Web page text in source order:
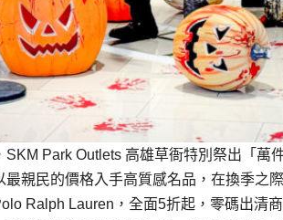
Park Outlets 高雄草衙特別祭出「萬
親民的價格入手高質感名品，在換季之
Ralph Lauren，全面5折起，零碼出清